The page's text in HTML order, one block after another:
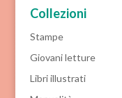
Collezioni
Stampe
Giovani letture
Libri illustrati